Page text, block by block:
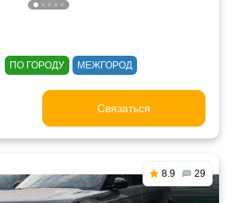
ПО ГОРОДУ МЕЖГОРОД
Связаться
8.9 29